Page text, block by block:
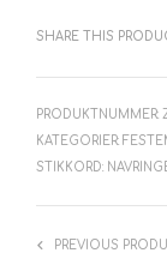
SHARE THIS
PRODUKTNUMMER:
KATEGORIER:
STIKKORD:
PREVIOUS